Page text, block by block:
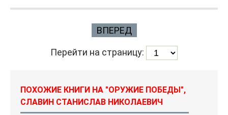
ВПЕРЕД
Перейти на страницу:
ПОХОЖИЕ КНИГИ НА "ОРУЖИЕ ПОБЕДЫ",
СЛАВИН СТАНИСЛАВ НИКОЛАЕВИЧ